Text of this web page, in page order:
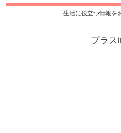
生活に役立つ情報を
プラス